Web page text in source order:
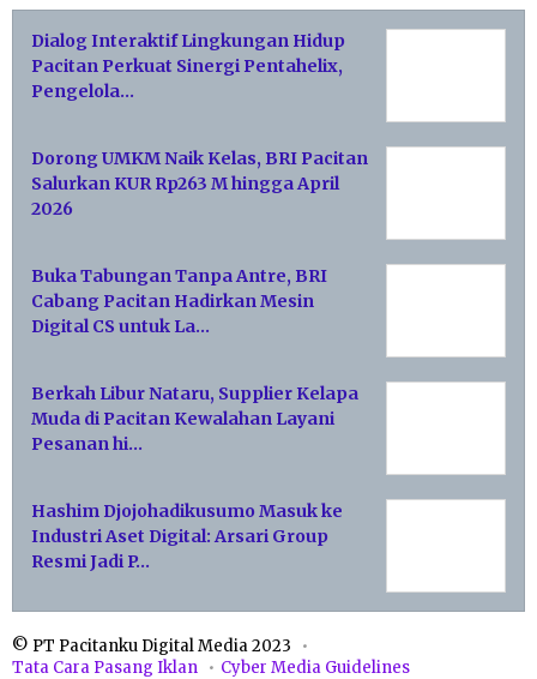
Dialog Interaktif Lingkungan Hidup
Pacitan Perkuat Sinergi Pentahelix,
Pengelola…
Dorong UMKM Naik Kelas, BRI Pacitan
Salurkan KUR Rp263 M hingga April
2026
Buka Tabungan Tanpa Antre, BRI
Cabang Pacitan Hadirkan Mesin
Digital CS untuk La…
Berkah Libur Nataru, Supplier Kelapa
Muda di Pacitan Kewalahan Layani
Pesanan hi…
Hashim Djojohadikusumo Masuk ke
Industri Aset Digital: Arsari Group
Resmi Jadi P…
© PT Pacitanku Digital Media 2023
Tata Cara Pasang Iklan
Cyber Media Guidelines